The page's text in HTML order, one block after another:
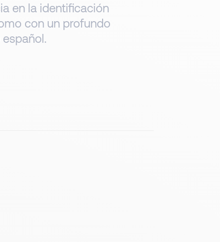
en la identificación
con un profundo